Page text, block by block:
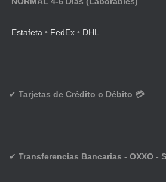
Estafeta • FedEx • DHL
✔ Tarjetas de Crédito o Débito 💳
✔ Transferencias Bancarias - OXXO -